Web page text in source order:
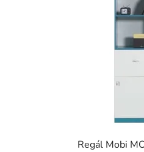
Regál Mobi